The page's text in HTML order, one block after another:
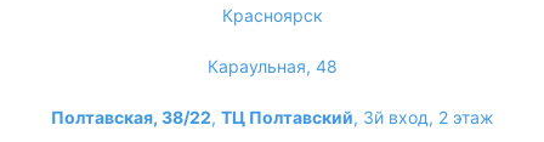
Красноярск
Караульная, 48
Полтавская, 38/22, ТЦ Полтавский, 3й вход, 2 этаж